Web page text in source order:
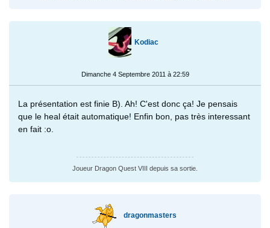
Kodiac
Dimanche 4 Septembre 2011 à 22:59
La présentation est finie B). Ah! C'est donc ça! Je pensais
que le heal était automatique! Enfin bon, pas très interessant
en fait :o.
Joueur Dragon Quest VIII depuis sa sortie.
dragonmasters